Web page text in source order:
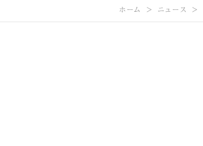
ホーム ニュース